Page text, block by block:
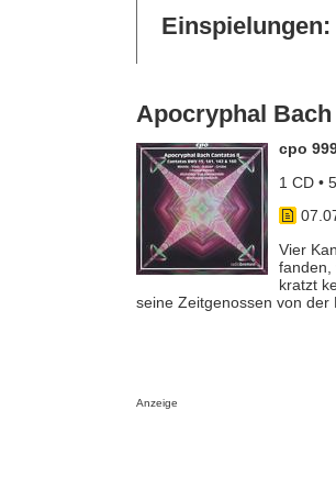
Einspielungen:
Apocryphal Bach
cpo
1 CD •
Vier
fanden,
kratzt
seine Zeitgenossen von der
Anzeige